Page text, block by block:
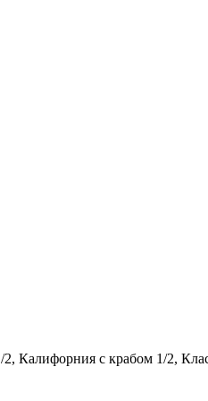
Калифорния с крабом 1/2,